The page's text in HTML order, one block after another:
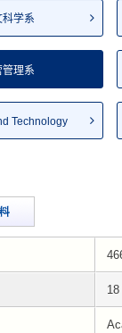
科学系
管理系
Technology